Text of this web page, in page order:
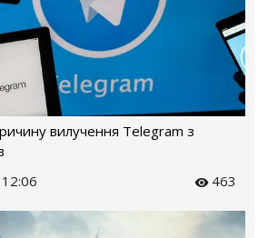
вилучення Telegram з
12:06 463